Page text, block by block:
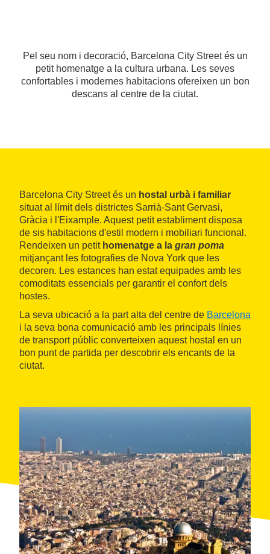
Pel seu nom i decoració, Barcelona City Street és un
petit homenatge a la cultura urbana. Les seves
confortables i modernes habitacions ofereixen un bon
descans al centre de la ciutat.
Barcelona City Street és un hostal urbà i familiar
situat al límit dels districtes Sarrià-Sant Gervasi,
Gràcia i l'Eixample. Aquest petit establiment disposa
de sis habitacions d'estil modern i mobiliari funcional.
Rendeixen un petit homenatge a la gran poma
mitjançant les fotografies de Nova York que les
decoren. Les estances han estat equipades amb les
comoditats essencials per garantir el confort dels
hostes.
La seva ubicació a la part alta del centre de Barcelona
i la seva bona comunicació amb les principals línies
de transport públic converteixen aquest hostal en un
bon punt de partida per descobrir els encants de la
ciutat.